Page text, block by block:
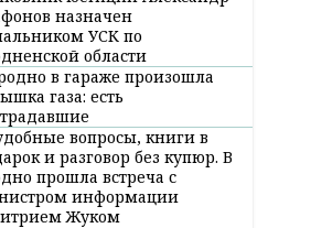
назначен
УСК по
области
в гараже произошла
газа: есть
вопросы, книги в
и разговор без купюр. В
прошла встреча с
информации
Жуком